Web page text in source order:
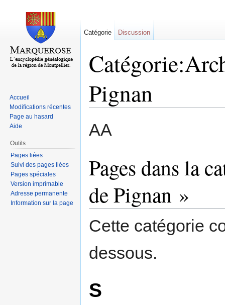
Pignan
AA
Pages dans la
de Pignan »
Cette catégorie
dessous.
S
Catégorie Discussion
Accueil
Modifications récentes
Page au hasard
Aide
Outils
Pages liées
Suivi des pages liées
Pages spéciales
Version imprimable
Adresse permanente
Information sur la page